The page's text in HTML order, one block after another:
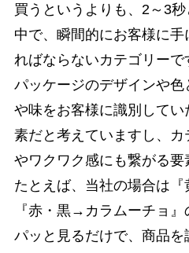
買うというよりも、2～3
中で、瞬間的にお客様に
ればならないカテゴリーで
パッケージのデザインや
や味をお客様に識別して
素だと考えていますし、カ
やワクワク感にも繋がる要
たとえば、当社の場合は『
『赤・黒→カラムーチョ
パッと見るだけで、商品